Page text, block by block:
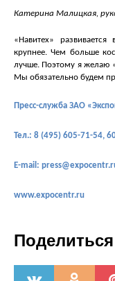
Катерина Малицкая,
«Навитех»
крупнее. Чем больше
лучше. Поэтому я желаю
Мы обязательно будем
Пресс-служба ЗАО
Тел.: 8 (495) 605-71-54,
Е-mail:
www.expocentr.ru